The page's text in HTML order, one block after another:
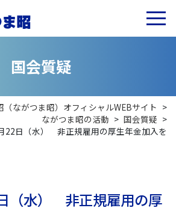
国会質疑
（ながつま昭）オフィシャルWEBサイト >
ながつま昭の活動 > 国会質疑 >
22日（水） 非正規雇用の厚生年金加入を
（水） 非正規雇用の厚